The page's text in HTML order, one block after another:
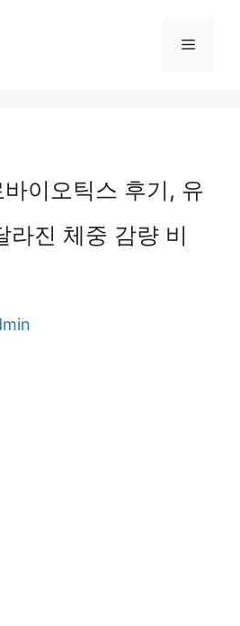
Menu
이오틱스 후기, 유
라진 체중 감량 비